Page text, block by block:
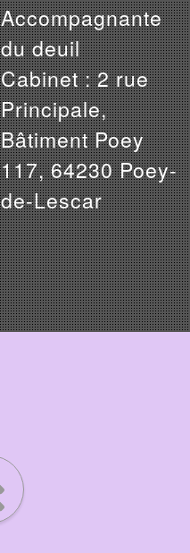
Accompagnante
du deuil
Cabinet : 2 rue
Principale,
Bâtiment Poey
117, 64230 Poey-
de-Lescar